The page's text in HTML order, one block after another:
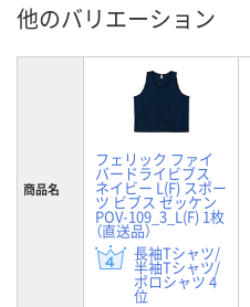
他のバリエーション
商品名
フェリック ファイ
バードライビブス
ネイビー L(F) スポー
ツ ビブス ゼッケン
POV-109_3_L(F) 1枚
（直送品）
長袖Tシャツ/
半袖Tシャツ/
ポロシャツ 4
位